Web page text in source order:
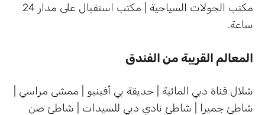
مكتب الجولات السياحية | مكتب استقبال على مدار 24
ساعة.
المعالم القريبة من الفندق
شلال قناة دبي المائية | حديقة بي أفينيو | ممشى مراسي |
شاطئ جميرا | شاطئ نادي دبي للسيدات | شاطئ صن